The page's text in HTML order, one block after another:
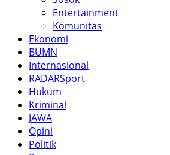
Entertainment
Komunitas
Ekonomi
BUMN
Internasional
RADARSport
Hukum
Kriminal
JAWA
Opini
Politik